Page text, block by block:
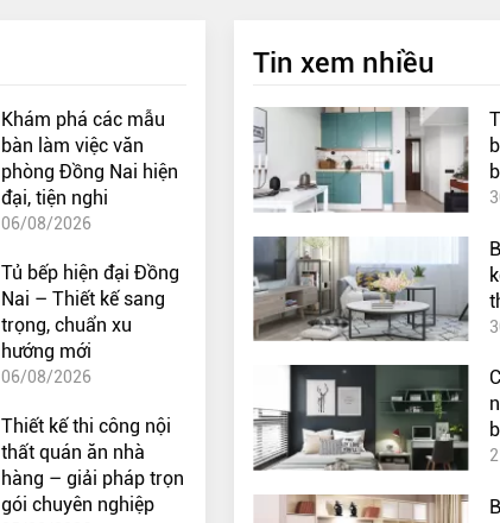
Khám phá các mẫu
bàn làm việc văn
phòng Đồng Nai hiện
đại, tiện nghi
06/08/2026
Tủ bếp hiện đại Đồng
Nai – Thiết kế sang
trọng, chuẩn xu
hướng mới
06/08/2026
Thiết kế thi công nội
thất quán ăn nhà
hàng – giải pháp trọn
gói chuyên nghiệp
Tin xem nhiều